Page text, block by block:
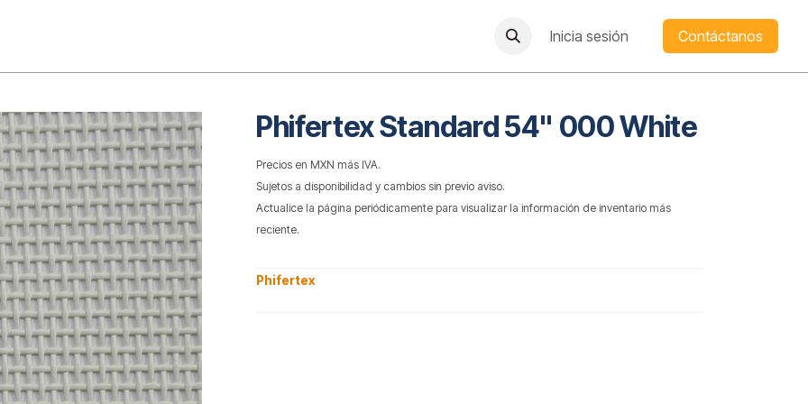
Inicia sesión Contáctanos
Phifertex Standard 54" 000 White
Precios en MXN más IVA.
Sujetos a disponibilidad y cambios sin previo aviso.
Actualice la página periódicamente para visualizar la información de inventario más
reciente.
Phifertex